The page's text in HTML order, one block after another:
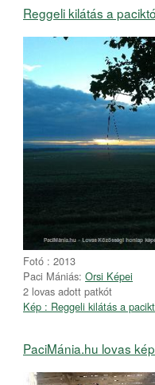
Reggeli kilátás a
Fotó : 2013
Paci Mániás: Orsi Képei
2 lovas adott patkót
Kép : Reggeli kilátás a
PaciMánia.hu lovas kép